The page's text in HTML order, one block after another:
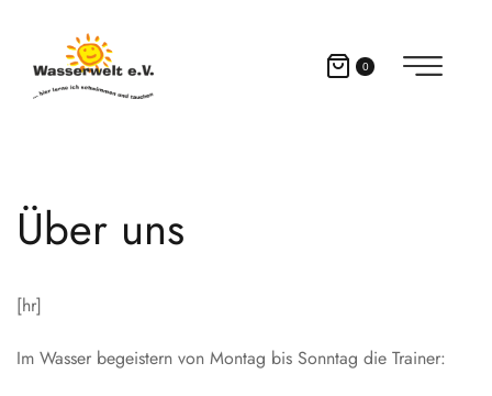
0
Über uns
[hr]
Im Wasser begeistern von Montag bis Sonntag die Trainer: